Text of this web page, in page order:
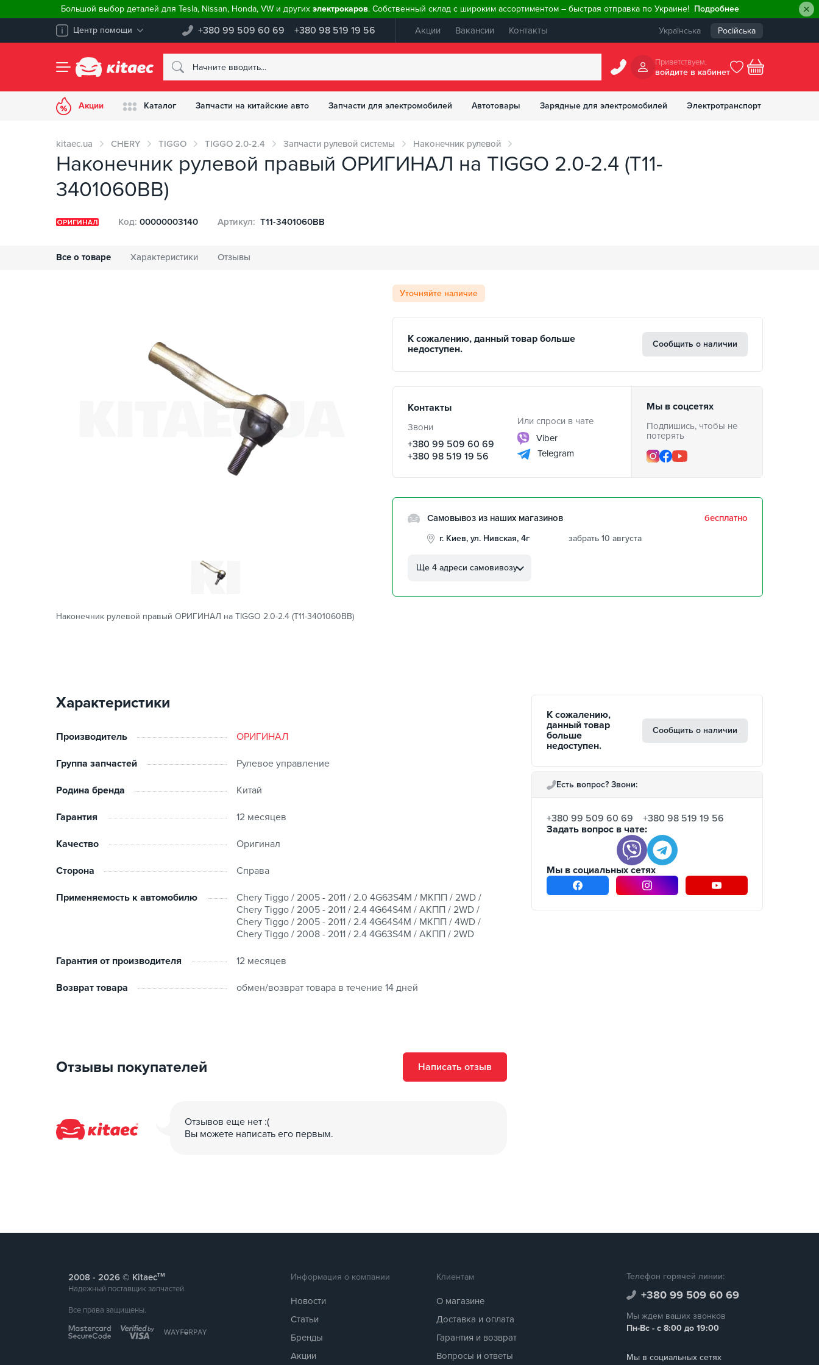
Большой выбор деталей для Tesla, Nissan, Honda, VW и других электрокаров. Собственный склад с широким ассортиментом – быстрая отправка по Украине! Подробнее
Центр помощи +380 99 509 60 69 +380 98 519 19 56 Акции Вакансии Контакты Українська Російська
Приветствуем,
войдите в кабинет
Акции Каталог Запчасти на китайские авто Запчасти для электромобилей Автотовары Зарядные для электромобилей Электротранспорт
kitaec.ua CHERY TIGGO TIGGO 2.0-2.4 Запчасти рулевой системы Наконечник рулевой
Наконечник рулевой правый ОРИГИНАЛ на TIGGO 2.0-2.4 (T11-
3401060BB)
Все о товаре Характеристики Отзывы
Код: 00000003140 Артикул: T11-3401060BB
Наконечник рулевой правый ОРИГИНАЛ на TIGGO 2.0-2.4 (T11-3401060BB)
Уточняйте наличие
К сожалению, данный товар больше
недоступен.
Сообщить о наличии
Контакты
Звони
+380 99 509 60 69
+380 98 519 19 56
Или спроси в чате
Viber
Telegram
Мы в соцсетях
Подпишись, чтобы не
потерять
Самовывоз из наших магазинов бесплатно
г. Киев, ул. Нивская, 4г
забрать 10 августа
Автолюбителей, 8а
Клинцовский авторынок
Ще 4 адреси самовивозу
Характеристики
Производитель ОРИГИНАЛ
Группа запчастей Рулевое управление
Родина бренда Китай
Гарантия 12 месяцев
Качество Оригинал
Сторона Справа
Применяемость к автомобилю
Chery Tiggo / 2005 - 2011 / 2.0 4G63S4M / МКПП / 2WD /
Chery Tiggo / 2005 - 2011 / 2.4 4G64S4M / АКПП / 2WD /
Chery Tiggo / 2005 - 2011 / 2.4 4G64S4M / МКПП / 4WD /
Chery Tiggo / 2008 - 2011 / 2.4 4G63S4M / АКПП / 2WD
Гарантия от производителя 12 месяцев
Возврат товара обмен/возврат товара в течение 14 дней
Отзывы покупателей Написать отзыв
Отзывов еще нет :(
Вы можете написать его первым.
К сожалению,
данный товар
больше
недоступен.
Сообщить о наличии
Есть вопрос? Звони:
+380 99 509 60 69
+380 98 519 19 56
Задать вопрос в чате:
Мы в социальных сетях
Информация о компании
Новости
Статьи
Бренды
Акции
Клиентам
О магазине
Доставка и оплата
Гарантия и возврат
Вопросы и ответы
Телефон горячей линии:
+380 99 509 60 69
Мы ждем ваших звонков
Пн-Вс - с 8:00 до 19:00
Мы в социальных сетях
2008 - © Kitaecтм
Надежный поставщик запчастей.
Все права защищены.